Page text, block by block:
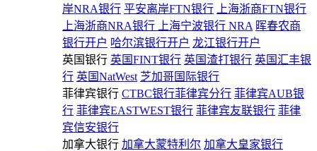
岸NRA银行 平安离岸FTN银行
上海浙商FTN银行
上海浙商NRA银行
上海宁波银行 NRA 晖春农商
银行开户 哈尔滨银行开户 龙江银行开户
英国银行 英国FINT银行 英国渣打银行 英国汇丰银
行 英国NatWest 芝加哥国际银行
菲律宾银行 CTBC银行菲律宾分行 菲律宾AUB银
行 菲律宾EASTWEST银行 菲律宾友联银行 菲律
宾信安银行
加拿大银行 加拿大蒙特利尔 加拿大皇家银行